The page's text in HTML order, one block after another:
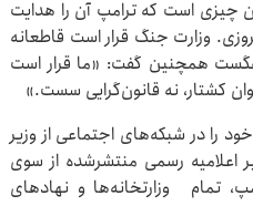
چیزی است که ترامپ آن را هدایت
وزارت جنگ قرار است قاطعانه
همچنین گفت: «ما قرار است
کشتار، نه قانون‌گرایی سست.»
را در شبکه‌های اجتماعی از وزیر
اعلامیه رسمی منتشرشده از سوی
تمام وزارتخانه‌ها و نهادهای